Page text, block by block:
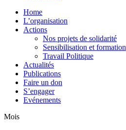
Home
L’organisation
Actions
Nos projets de solidarité
Sensibilisation et formation
Travail Politique
Actualités
Publications
Faire un don
S’engager
Evénements
Mois